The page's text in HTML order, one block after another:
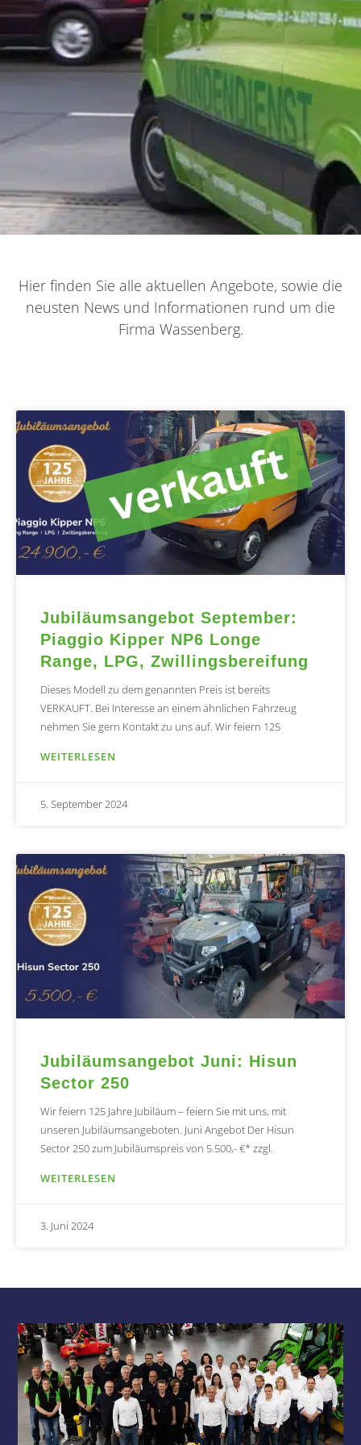
Hier finden Sie alle aktuellen Angebote, sowie die
neusten News und Informationen rund um die
Firma Wassenberg.
Jubiläumsangebot September:
Piaggio Kipper NP6 Longe
Range, LPG, Zwillingsbereifung
Dieses Modell zu dem genannten Preis ist bereits
VERKAUFT. Bei Interesse an einem ähnlichen Fahrzeug
nehmen Sie gern Kontakt zu uns auf. Wir feiern 125
WEITERLESEN
5. September 2024
Jubiläumsangebot Juni: Hisun
Sector 250
Wir feiern 125 Jahre Jubiläum – feiern Sie mit uns, mit
unseren Jubiläumsangeboten. Juni Angebot Der Hisun
Sector 250 zum Jubiläumspreis von 5.500,- €* zzgl.
WEITERLESEN
3. Juni 2024